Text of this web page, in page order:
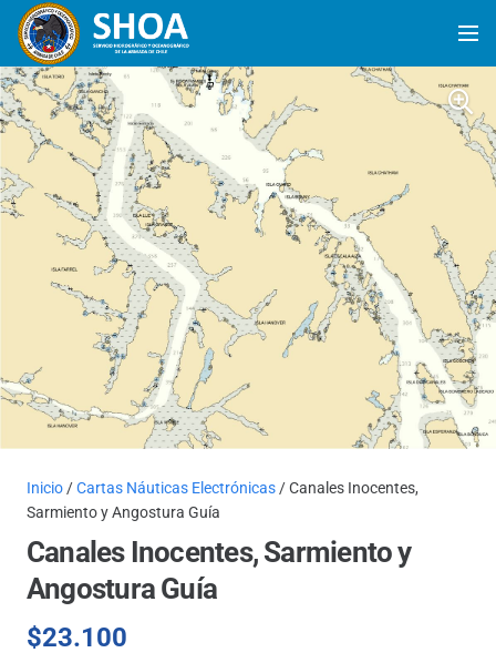
Inicio /Cartas Náuticas Electrónicas / Canales Inocentes,
Sarmiento y Angostura Guía
Canales Inocentes, Sarmiento y
Angostura Guía
$23.100